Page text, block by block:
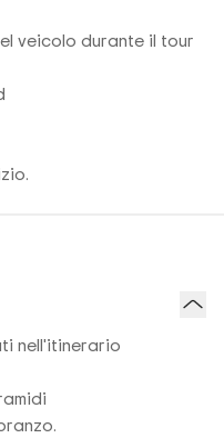
veicolo durante il tour
nell'itinerario